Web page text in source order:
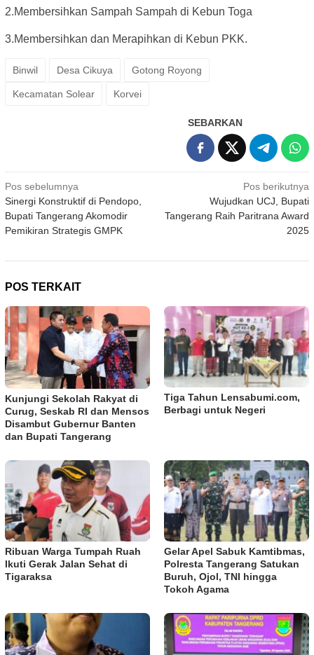
2.Membersihkan Sampah Sampah di Kebun Toga
3.Membersihkan dan Merapihkan di Kebun PKK.
Binwil Desa Cikuya Gotong Royong
Kecamatan Solear Korvei
SEBARKAN
Navigasi
pos
Pos sebelumnya
Sinergi Konstruktif di Pendopo,
Bupati Tangerang Akomodir
Pemikiran Strategis GMPK
Pos berikutnya
Wujudkan UCJ, Bupati
Tangerang Raih Paritrana Award
2025
POS TERKAIT
Kunjungi Sekolah Rakyat di
Curug, Seskab RI dan Mensos
Disambut Gubernur Banten
dan Bupati Tangerang
Tiga Tahun Lensabumi.com,
Berbagi untuk Negeri
Ribuan Warga Tumpah Ruah
Ikuti Gerak Jalan Sehat di
Tigaraksa
Gelar Apel Sabuk Kamtibmas,
Polresta Tangerang Satukan
Buruh, Ojol, TNI hingga
Tokoh Agama